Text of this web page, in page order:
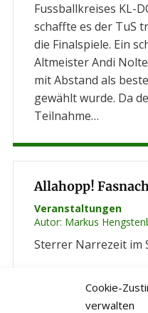
Cookie-
verwalten
Fussballkreises KL-
schaffte es der TuS
die Finalspiele. Ein
Altmeister Andi
mit Abstand als
gewählt wurde. Da
Teilnahme…
Allahopp!
Veranstaltungen
Autor: Markus
Sterrer Narrezeit im